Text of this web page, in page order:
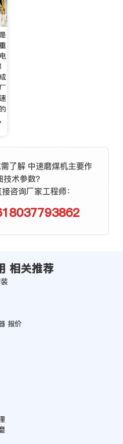
了解 中速磨煤机主要作
术参数？
咨询厂家工程师：
相关推荐
报价